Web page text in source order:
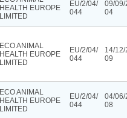
HEALTH EUROPE
LIMITED
EU/2/04/
044
09/09/
04
ECO ANIMAL
HEALTH EUROPE
LIMITED
EU/2/04/
044
14/12/
09
ECO ANIMAL
HEALTH EUROPE
LIMITED
EU/2/04/
044
04/06/
08